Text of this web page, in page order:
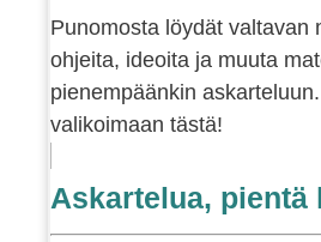
Punomosta löydät valtavan
ohjeita, ideoita ja muuta
pienempäänkin
valikoimaan tästä!
Askartelua, pientä